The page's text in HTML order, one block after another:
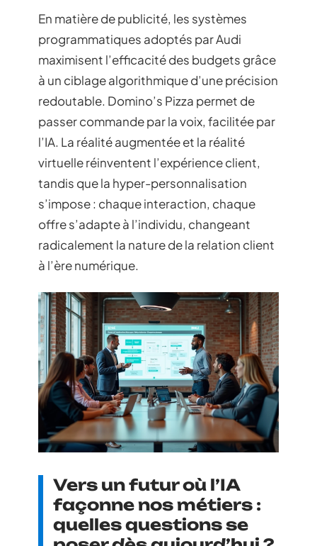
En matière de publicité, les systèmes
programmatiques adoptés par Audi
maximisent l’efficacité des budgets grâce
à un ciblage algorithmique d’une précision
redoutable. Domino’s Pizza permet de
passer commande par la voix, facilitée par
l’IA. La réalité augmentée et la réalité
virtuelle réinventent l’expérience client,
tandis que la hyper-personnalisation
s’impose : chaque interaction, chaque
offre s’adapte à l’individu, changeant
radicalement la nature de la relation client
à l’ère numérique.
Vers un futur où l’IA
façonne nos métiers :
quelles questions se